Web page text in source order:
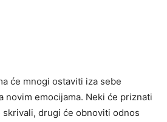
će mnogi ostaviti iza sebe
novim emocijama. Neki će priznati
drugi će obnoviti odnos